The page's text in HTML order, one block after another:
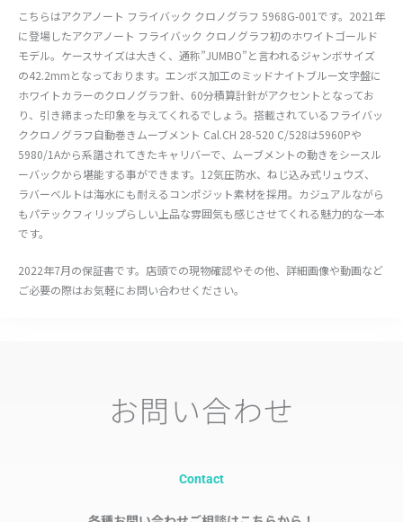
こちらはアクアノート フライバック クロノグラフ 5968G-001です。2021年
に登場したアクアノート フライバック クロノグラフ初のホワイトゴールド
モデル。ケースサイズは大きく、通称”JUMBO”と言われるジャンボサイズ
の42.2mmとなっております。エンボス加工のミッドナイトブルー文字盤に
ホワイトカラーのクロノグラフ針、60分積算計針がアクセントとなってお
り、引き締まった印象を与えてくれるでしょう。搭載されているフライバッ
ククロノグラフ自動巻きムーブメント Cal.CH 28-520 C/528は5960Pや
5980/1Aから系譜されてきたキャリバーで、ムーブメントの動きをシースル
ーバックから堪能する事ができます。12気圧防水、ねじ込み式リュウズ、
ラバーベルトは海水にも耐えるコンポジット素材を採用。カジュアルながら
もパテックフィリップらしい上品な雰囲気も感じさせてくれる魅力的な一本
です。
2022年7月の保証書です。店頭での現物確認やその他、詳細画像や動画など
ご必要の際はお気軽にお問い合わせください。
お問い合わせ
Contact